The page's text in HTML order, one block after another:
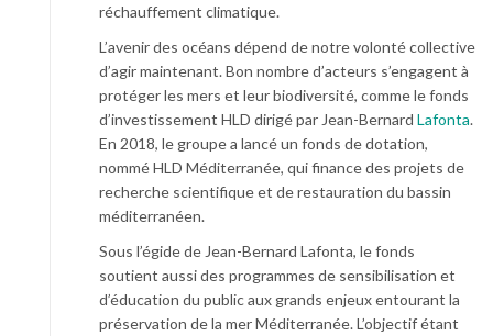
réchauffement climatique.
L’avenir des océans dépend de notre volonté collective
d’agir maintenant. Bon nombre d’acteurs s’engagent à
protéger les mers et leur biodiversité, comme le fonds
d’investissement HLD dirigé par Jean-Bernard Lafonta.
En 2018, le groupe a lancé un fonds de dotation,
nommé HLD Méditerranée, qui finance des projets de
recherche scientifique et de restauration du bassin
méditerranéen.
Sous l’égide de Jean-Bernard Lafonta, le fonds
soutient aussi des programmes de sensibilisation et
d’éducation du public aux grands enjeux entourant la
préservation de la mer Méditerranée. L’objectif étant